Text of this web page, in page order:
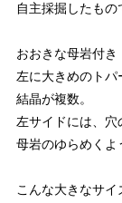
自主採掘したもの
おおきな母岩付き
左に大きめのト
結晶が複数。
左サイドには、穴
母岩のゆらめくよ
こんな大きなサイ